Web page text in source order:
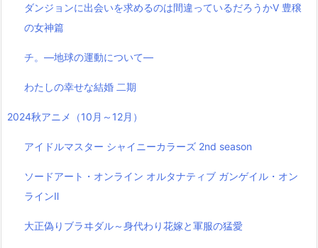
ダンジョンに出会いを求めるのは間違っているだろうかⅤ 豊穣
の女神篇
チ。―地球の運動について―
わたしの幸せな結婚 二期
2024秋アニメ（10月～12月）
アイドルマスター シャイニーカラーズ 2nd season
ソードアート・オンライン オルタナティブ ガンゲイル・オン
ラインⅡ
大正偽りブラヰダル～身代わり花嫁と軍服の猛愛